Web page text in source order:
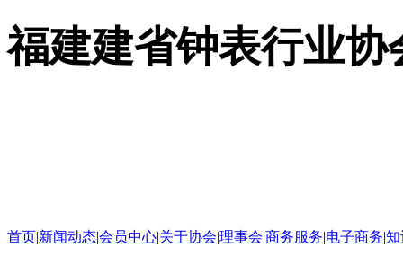
福建建省钟表行业协
首页|新闻动态|会员中心|关于协会|理事会|商务服务|电子商务|知